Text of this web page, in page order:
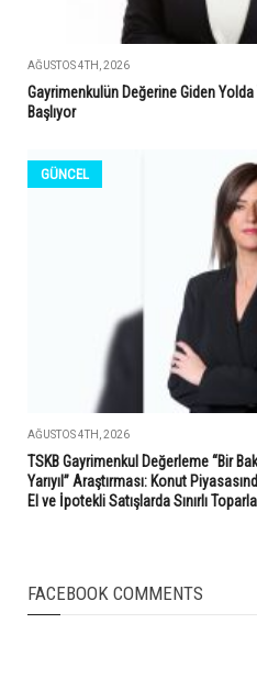
AĞUSTOS 4TH, 2026
Gayrimenkulün Değerine Giden
Başlıyor
GÜNCEL
AĞUSTOS 4TH, 2026
TSKB Gayrimenkul Değerleme “Bir
Yarıyıl” Araştırması: Konut
El ve İpotekli Satışlarda Sınırlı
FACEBOOK COMMENTS